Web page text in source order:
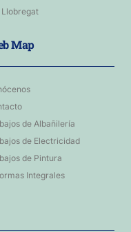
Llobregat
Map
de Albañilería
de Electricidad
de Pintura
Integrales